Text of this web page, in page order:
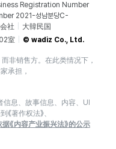
Registration Number
2021-성남분당C-
社
大韓民国
室
© wadiz Co., Ltd.
非销售方。在此类情况下，
承担，
息、故事信息、内容、UI
著作权法》、
据《内容产业振兴法》的公示